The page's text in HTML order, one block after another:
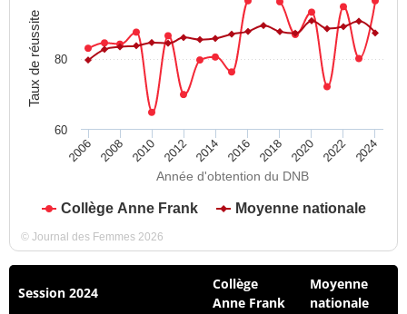
Année d'obtention du DNB
Taux de réussite
Collège Anne Frank Moyenne nationale
2006 2008 2010 2012 2014 2016 2018 2020 2022 2024
60
80
© Journal des Femmes 2026
Session 2024
Collège
Anne Frank
Moyenne
nationale